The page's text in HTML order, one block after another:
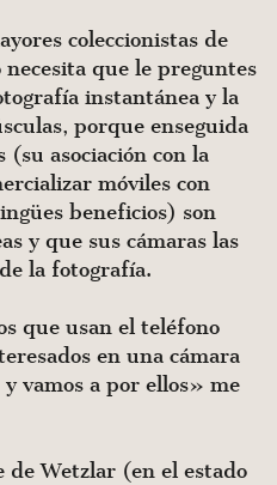
coleccionistas de
que le preguntes
instantánea y la
porque enseguida
(su asociación con la
móviles con
beneficios) son
y que sus cámaras las
la fotografía.
que usan el teléfono
en una cámara
vamos a por ellos» me
de Wetzlar (en el estado